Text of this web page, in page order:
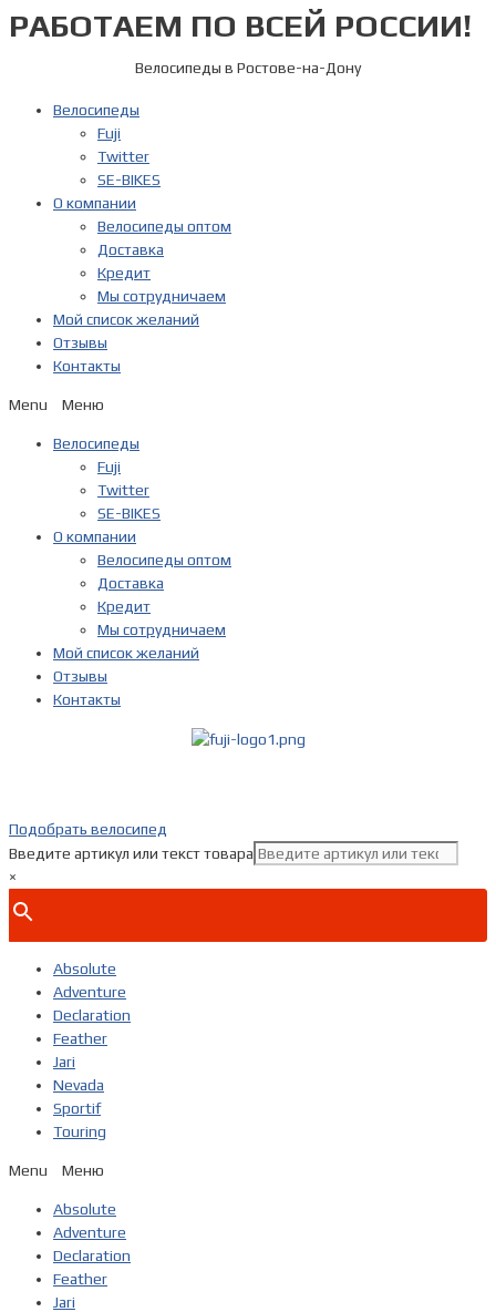
Перейти
кРАБОТАЕМ ПО ВСЕЙ РОССИИ!
Велосипеды в Ростове-на-Дону
Велосипеды
Fuji
Twitter
SE-BIKES
О компании
Велосипеды оптом
Доставка
Кредит
Мы сотрудничаем
Мой список желаний
Отзывы
Контакты
Menu
Велосипеды
Fuji
Twitter
SE-BIKES
О компании
Велосипеды оптом
Доставка
Кредит
Мы сотрудничаем
Мой список желаний
Отзывы
Контакты
Подобрать велосипед
Введите артикул или текст товара
×
Absolute
Adventure
Declaration
Feather
Jari
Nevada
Sportif
Touring
Menu
Absolute
Adventure
Declaration
Feather
Jari